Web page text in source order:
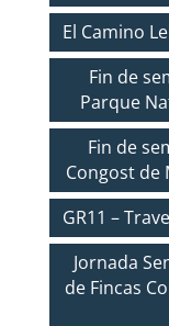
El Camino
Fin de
Parque
Fin de
Congost de
GR11 –
Jornada
de Fincas